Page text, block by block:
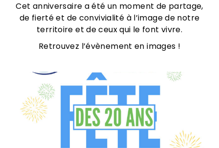
Cet anniversaire a été un moment de partage,
de fierté et de convivialité à l’image de notre
territoire et de ceux qui le font vivre.
Retrouvez l’évènement en images !